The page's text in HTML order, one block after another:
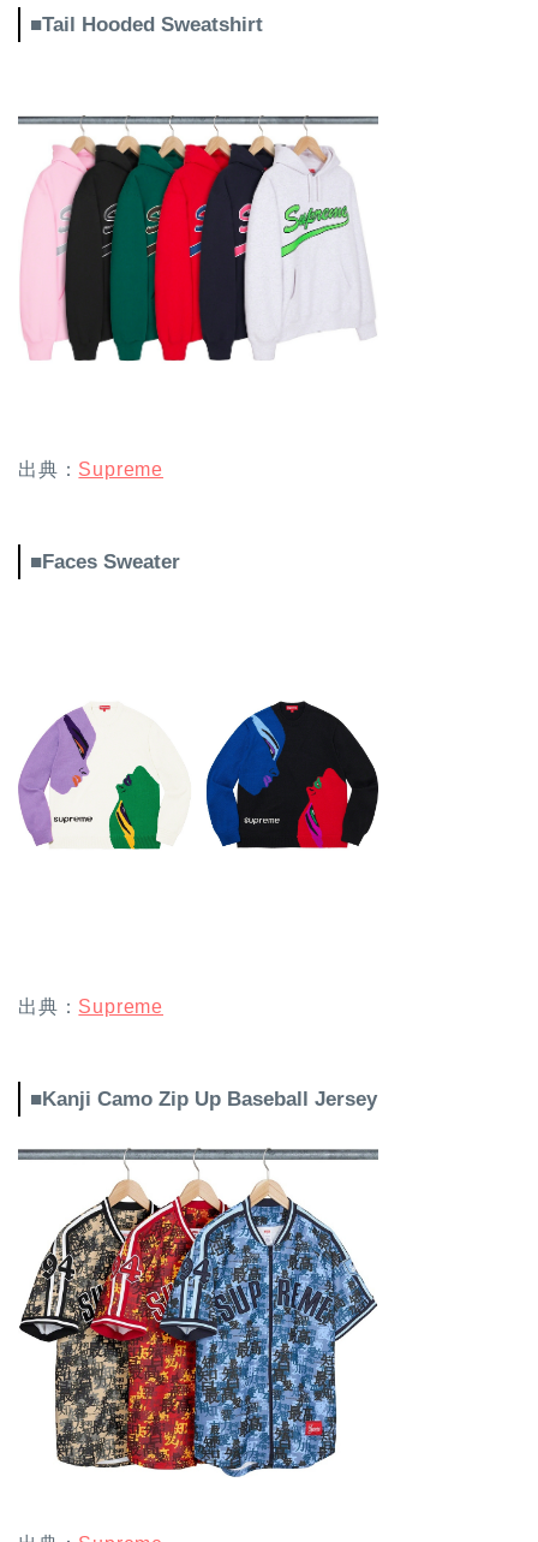
■Tail Hooded Sweatshirt
出典： Supreme
■Faces Sweater
出典： Supreme
■Kanji Camo Zip Up Baseball Jersey